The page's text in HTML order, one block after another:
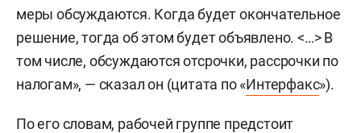
меры обсуждаются. Когда будет окончательное
решение, тогда об этом будет объявлено. <…> В
том числе, обсуждаются отсрочки, рассрочки по
налогам», — сказал он (цитата по «Интерфакс»).
По его словам, рабочей группе предстоит